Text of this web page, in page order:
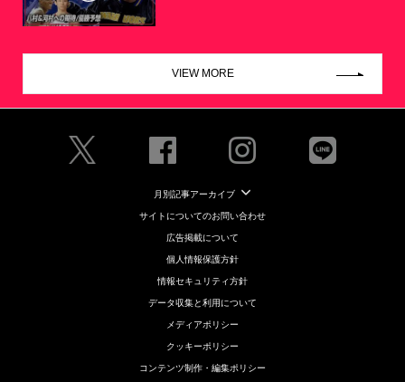
VIEW MORE
月別記事アーカイブ
サイトについてのお問い合わせ
広告掲載について
個人情報保護方針
情報セキュリティ方針
データ収集と利用について
メディアポリシー
クッキーポリシー
コンテンツ制作・編集ポリシー